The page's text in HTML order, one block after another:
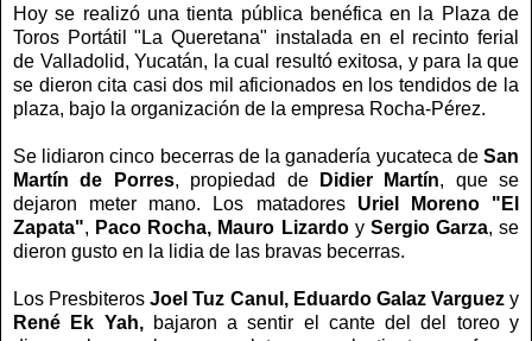
Hoy se realizó una tienta pública benéfica en la Plaza de
Toros Portátil "La Queretana" instalada en el recinto ferial
de Valladolid, Yucatán, la cual resultó exitosa, y para la que
se dieron cita casi dos mil aficionados en los tendidos de la
plaza, bajo la organización de la empresa Rocha-Pérez.
Se lidiaron cinco becerras de la ganadería yucateca de San
Martín de Porres, propiedad de Didier Martín, que se
dejaron meter mano. Los matadores Uriel Moreno "El
Zapata", Paco Rocha, Mauro Lizardoy Sergio Garza, se
dieron gusto en la lidia de las bravas becerras.
Los PresbiterosJoel Tuz Canul, Eduardo Galaz Varguezy
René Ek Yah, bajaron a sentir el cante del del toreo y